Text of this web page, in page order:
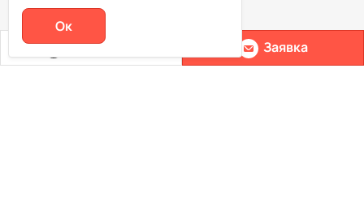
Позвонить Заявка
Каталог курсов
Ассоциация нутрициологов
Ок